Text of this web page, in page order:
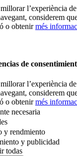
l’experiència
considerem
o obtenirmés
de
l’experiència
considerem
o obtenirmés
necesaria
y rendmiento
y publicidad
todas